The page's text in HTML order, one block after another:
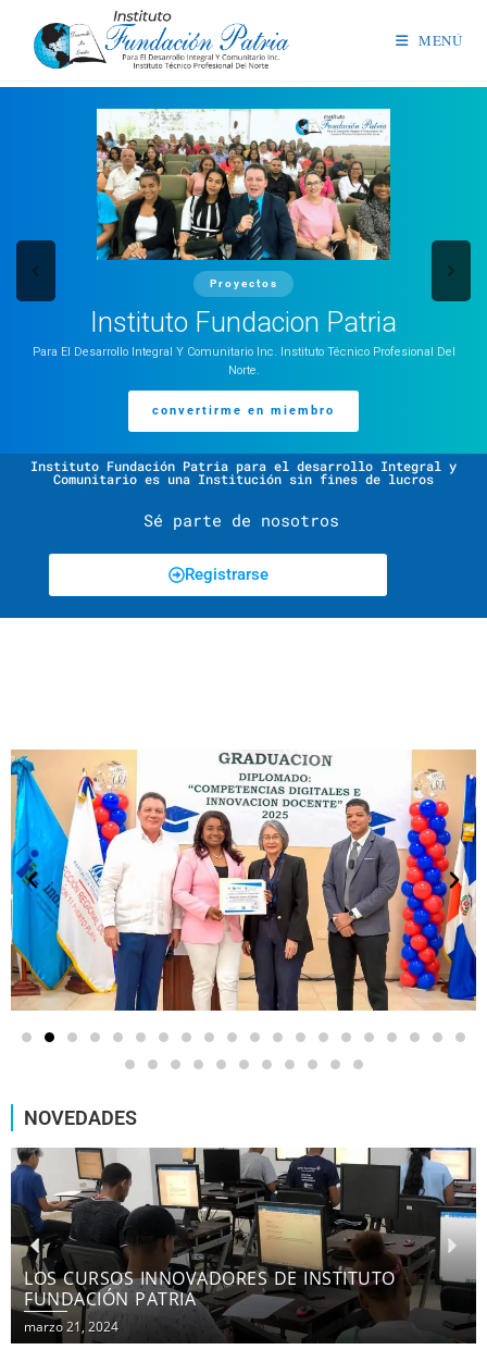
MENÚ
Proyectos
Instituto Fundacion Patria
Para El Desarrollo Integral Y Comunitario Inc. Instituto Técnico Profesional Del
Norte.
convertirme en miembro
Instituto Fundación Patria para el desarrollo Integral y
Comunitario es una Institución sin fines de lucros
Sé parte de nosotros
Registrarse
NOVEDADES
LOS CURSOS INNOVADORES DE INSTITUTO
FUNDACIÓN PATRIA
marzo 21, 2024